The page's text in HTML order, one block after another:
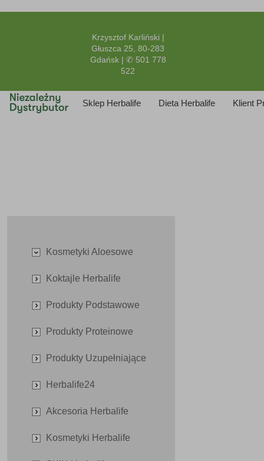
Krzysztof Karliński |
Głuszca 25, 80-283
Gdańsk | ✆ 501 778
522
Sklep Herbalife Dieta Herbalife Klient
Kosmetyki Aloesowe
Koktajle Herbalife
Produkty Podstawowe
Produkty Proteinowe
Produkty Uzupełniające
Herbalife24
Akcesoria Herbalife
Kosmetyki Herbalife